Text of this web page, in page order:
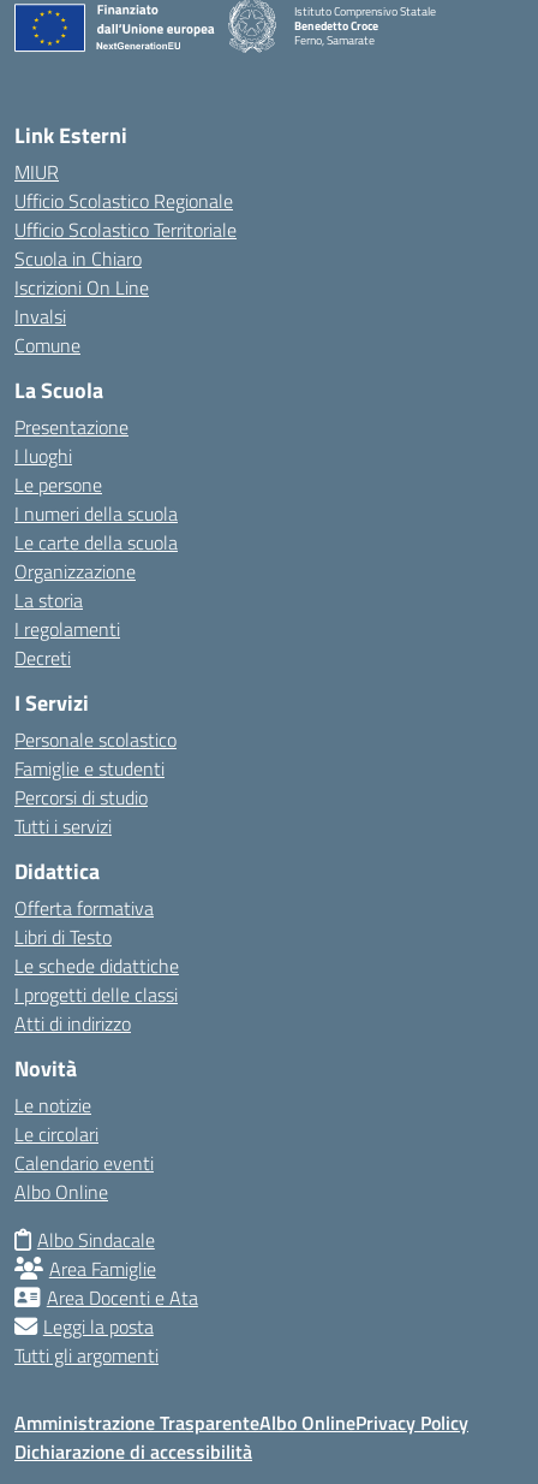
Istituto Comprensivo Statale
Benedetto Croce
Ferno, Samarate
Link Esterni
MIUR
Ufficio Scolastico Regionale
Ufficio Scolastico Territoriale
Scuola in Chiaro
Iscrizioni On Line
Invalsi
Comune
La Scuola
Presentazione
I luoghi
Le persone
I numeri della scuola
Le carte della scuola
Organizzazione
La storia
I regolamenti
Decreti
I Servizi
Personale scolastico
Famiglie e studenti
Percorsi di studio
Tutti i servizi
Didattica
Offerta formativa
Libri di Testo
Le schede didattiche
I progetti delle classi
Atti di indirizzo
Novità
Le notizie
Le circolari
Calendario eventi
Albo Online
Albo Sindacale
Area Famiglie
Area Docenti e Ata
Leggi la posta
Tutti gli argomenti
Amministrazione TrasparenteAlbo OnlinePrivacy Policy
Dichiarazione di accessibilità